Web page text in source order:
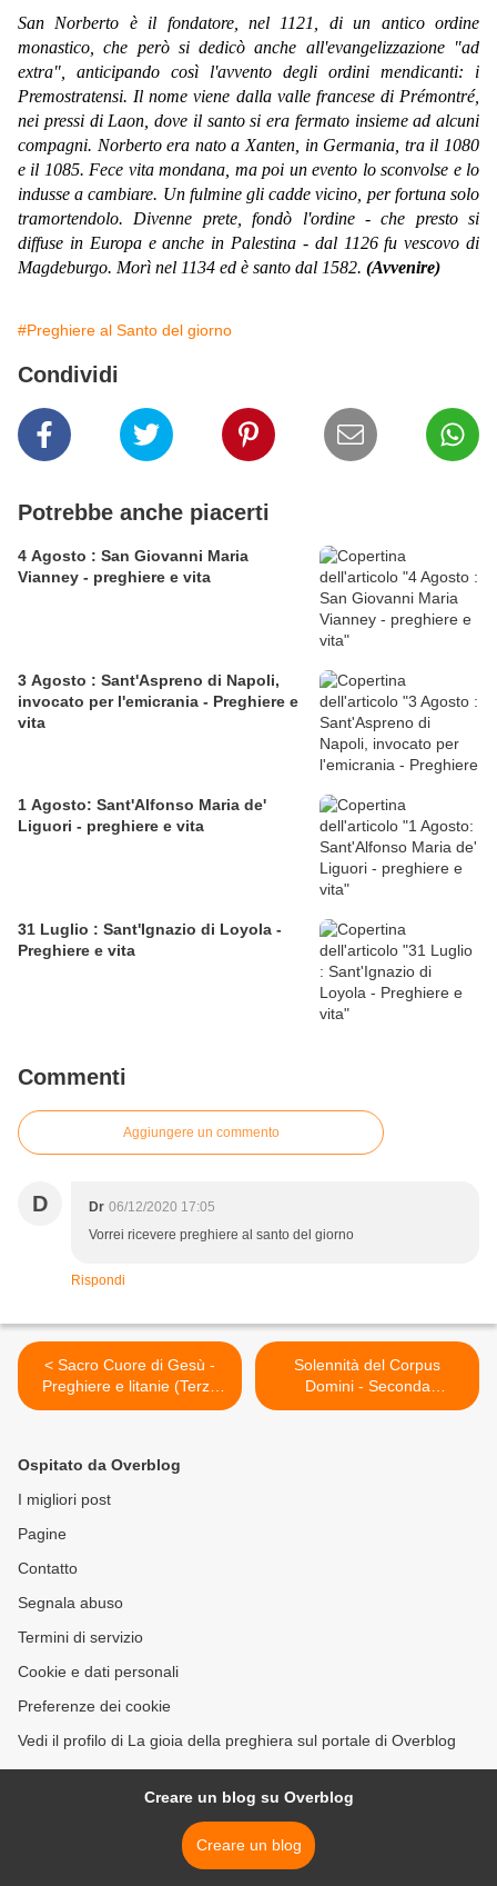
San Norberto è il fondatore, nel 1121, di un antico ordine
monastico, che però si dedicò anche all'evangelizzazione "ad
extra", anticipando così l'avvento degli ordini mendicanti: i
Premostratensi. Il nome viene dalla valle francese di Prémontré,
nei pressi di Laon, dove il santo si era fermato insieme ad alcuni
compagni. Norberto era nato a Xanten, in Germania, tra il 1080
e il 1085. Fece vita mondana, ma poi un evento lo sconvolse e lo
indusse a cambiare. Un fulmine gli cadde vicino, per fortuna solo
tramortendolo. Divenne prete, fondò l'ordine - che presto si
diffuse in Europa e anche in Palestina - dal 1126 fu vescovo di
Magdeburgo. Morì nel 1134 ed è santo dal 1582. (Avvenire)
#Preghiere al Santo del giorno
Condividi
Potrebbe anche piacerti
4 Agosto : San Giovanni Maria
Vianney - preghiere e vita
3 Agosto : Sant'Aspreno di Napoli,
invocato per l'emicrania - Preghiere e
vita
1 Agosto: Sant'Alfonso Maria de'
Liguori - preghiere e vita
31 Luglio : Sant'Ignazio di Loyola -
Preghiere e vita
Commenti
Aggiungere un commento
D Dr 06/12/2020 17:05
Vorrei ricevere preghiere al santo del giorno
Rispondi
< Sacro Cuore di Gesù -
Preghiere e litanie (Terzo
venerdì dopo la Pentecoste
Solennità del Corpus
Domini - Seconda
Domenica dopo quella di
Ospitato da Overblog
I migliori post
Pagine
Contatto
Segnala abuso
Termini di servizio
Cookie e dati personali
Preferenze dei cookie
Vedi il profilo di La gioia della preghiera sul portale di Overblog
Creare un blog su Overblog
Creare un blog